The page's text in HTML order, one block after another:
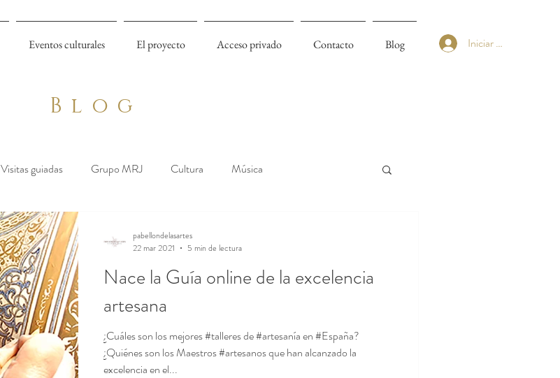
Iniciar sesión
Eventos culturales El proyecto Acceso privado Contacto Blog
Blog
Visitas guiadas Grupo MRJ Cultura Música
Nace la Guía online de la excelencia
artesana
¿Cuáles son los mejores #talleres de #artesanía en #España?
¿Quiénes son los Maestros #artesanos que han alcanzado la
excelencia en el...
pabellondelasartes
22 mar 2021
5 min de lectura